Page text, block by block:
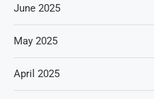
June 2025
May 2025
April 2025